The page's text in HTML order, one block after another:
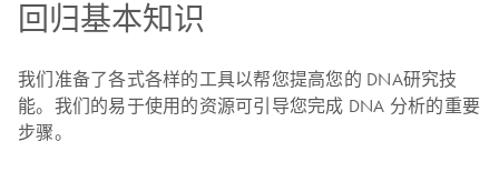
回归基本知识
我们准备了各式各样的工具以帮您提高您的 DNA研究技
能。我们的易于使用的资源可引导您完成 DNA 分析的重要
步骤。